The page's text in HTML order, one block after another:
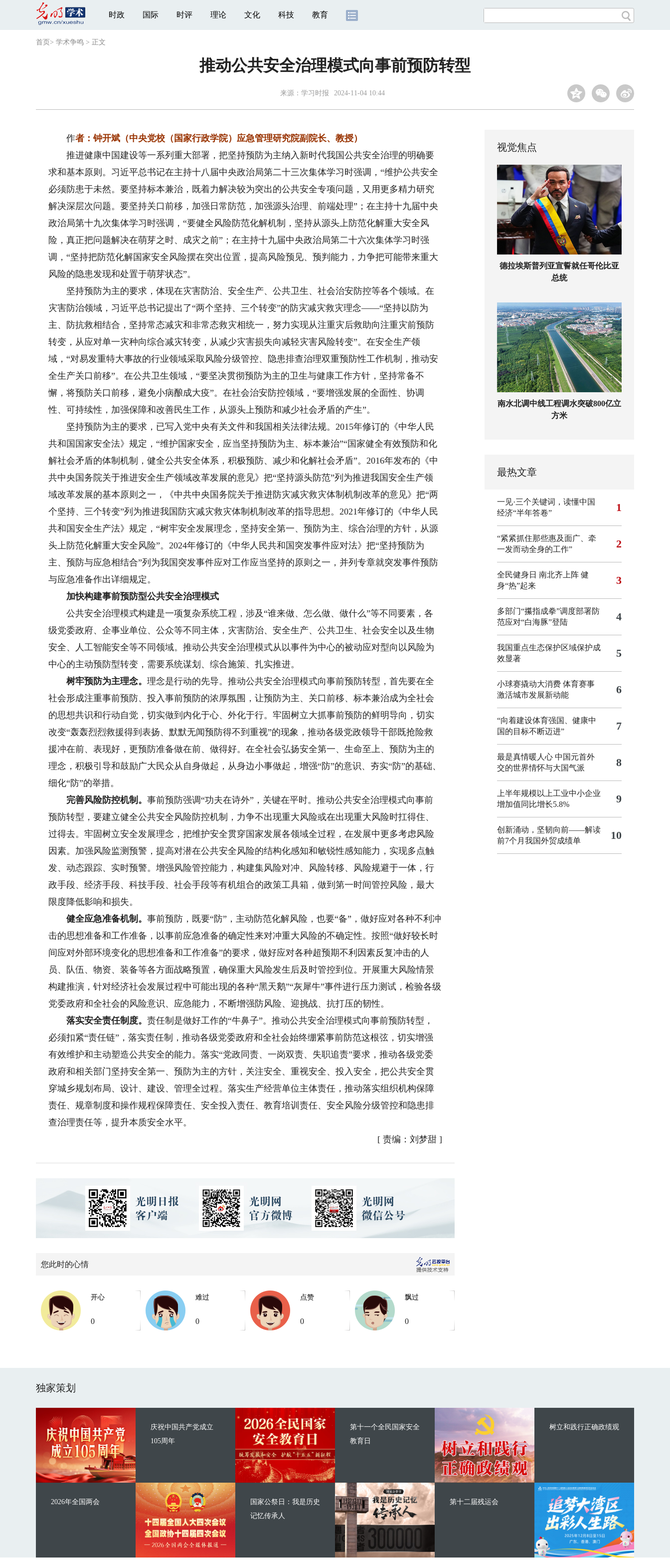
时政 国际 时评 理论 文化 科技 教育
首页 > 学术争鸣 > 正文
推动公共安全治理模式向事前预防转型
来源： 学习时报 2024-11-04 10:44
作者：钟开斌（中央党校（国家行政学院）应急管理研究院副院长、教授）
推进健康中国建设等一系列重大部署，把坚持预防为主纳入新时代我国公共安全治理的明确要
求和基本原则。习近平总书记在主持十八届中央政治局第二十三次集体学习时强调，“维护公共安全
必须防患于未然。要坚持标本兼治，既着力解决较为突出的公共安全专项问题，又用更多精力研究
解决深层次问题。要坚持关口前移，加强日常防范，加强源头治理、前端处理”；在主持十九届中央
政治局第十九次集体学习时强调，“要健全风险防范化解机制，坚持从源头上防范化解重大安全风
险，真正把问题解决在萌芽之时、成灾之前”；在主持十九届中央政治局第二十六次集体学习时强
调，“坚持把防范化解国家安全风险摆在突出位置，提高风险预见、预判能力，力争把可能带来重大
风险的隐患发现和处置于萌芽状态”。
坚持预防为主的要求，体现在灾害防治、安全生产、公共卫生、社会治安防控等各个领域。在
灾害防治领域，习近平总书记提出了“两个坚持、三个转变”的防灾减灾救灾理念——“坚持以防为
主、防抗救相结合，坚持常态减灾和非常态救灾相统一，努力实现从注重灾后救助向注重灾前预防
转变，从应对单一灾种向综合减灾转变，从减少灾害损失向减轻灾害风险转变”。在安全生产领
域，“对易发重特大事故的行业领域采取风险分级管控、隐患排查治理双重预防性工作机制，推动安
全生产关口前移”。在公共卫生领域，“要坚决贯彻预防为主的卫生与健康工作方针，坚持常备不
懈，将预防关口前移，避免小病酿成大疫”。在社会治安防控领域，“要增强发展的全面性、协调
性、可持续性，加强保障和改善民生工作，从源头上预防和减少社会矛盾的产生”。
坚持预防为主的要求，已写入党中央有关文件和我国相关法律法规。2015年修订的《中华人民
共和国国家安全法》规定，“维护国家安全，应当坚持预防为主、标本兼治”“国家健全有效预防和化
解社会矛盾的体制机制，健全公共安全体系，积极预防、减少和化解社会矛盾”。2016年发布的《中
共中央国务院关于推进安全生产领域改革发展的意见》把“坚持源头防范”列为推进我国安全生产领
域改革发展的基本原则之一，《中共中央国务院关于推进防灾减灾救灾体制机制改革的意见》把“两
个坚持、三个转变”列为推进我国防灾减灾救灾体制机制改革的指导思想。2021年修订的《中华人民
共和国安全生产法》规定，“树牢安全发展理念，坚持安全第一、预防为主、综合治理的方针，从源
头上防范化解重大安全风险”。2024年修订的《中华人民共和国突发事件应对法》把“坚持预防为
主、预防与应急相结合”列为我国突发事件应对工作应当坚持的原则之一，并列专章就突发事件预防
与应急准备作出详细规定。
加快构建事前预防型公共安全治理模式
公共安全治理模式构建是一项复杂系统工程，涉及“谁来做、怎么做、做什么”等不同要素，各
级党委政府、企事业单位、公众等不同主体，灾害防治、安全生产、公共卫生、社会安全以及生物
安全、人工智能安全等不同领域。推动公共安全治理模式从以事件为中心的被动应对型向以风险为
中心的主动预防型转变，需要系统谋划、综合施策、扎实推进。
树牢预防为主理念。理念是行动的先导。推动公共安全治理模式向事前预防转型，首先要在全
社会形成注重事前预防、投入事前预防的浓厚氛围，让预防为主、关口前移、标本兼治成为全社会
的思想共识和行动自觉，切实做到内化于心、外化于行。牢固树立大抓事前预防的鲜明导向，切实
改变“轰轰烈烈救援得到表扬、默默无闻预防得不到重视”的现象，推动各级党政领导干部既抢险救
援冲在前、表现好，更预防准备做在前、做得好。在全社会弘扬安全第一、生命至上、预防为主的
理念，积极引导和鼓励广大民众从自身做起，从身边小事做起，增强“防”的意识、夯实“防”的基础、
细化“防”的举措。
完善风险防控机制。事前预防强调“功夫在诗外”，关键在平时。推动公共安全治理模式向事前
预防转型，要建立健全公共安全风险防控机制，力争不出现重大风险或在出现重大风险时扛得住、
过得去。牢固树立安全发展理念，把维护安全贯穿国家发展各领域全过程，在发展中更多考虑风险
因素。加强风险监测预警，提高对潜在公共安全风险的结构化感知和敏锐性感知能力，实现多点触
发、动态跟踪、实时预警。增强风险管控能力，构建集风险对冲、风险转移、风险规避于一体，行
政手段、经济手段、科技手段、社会手段等有机组合的政策工具箱，做到第一时间管控风险，最大
限度降低影响和损失。
健全应急准备机制。事前预防，既要“防”，主动防范化解风险，也要“备”，做好应对各种不利冲
击的思想准备和工作准备，以事前应急准备的确定性来对冲重大风险的不确定性。按照“做好较长时
间应对外部环境变化的思想准备和工作准备”的要求，做好应对各种超预期不利因素反复冲击的人
员、队伍、物资、装备等各方面战略预置，确保重大风险发生后及时管控到位。开展重大风险情景
构建推演，针对经济社会发展过程中可能出现的各种“黑天鹅”“灰犀牛”事件进行压力测试，检验各级
党委政府和全社会的风险意识、应急能力，不断增强防风险、迎挑战、抗打压的韧性。
落实安全责任制度。责任制是做好工作的“牛鼻子”。推动公共安全治理模式向事前预防转型，
必须扣紧“责任链”，落实责任制，推动各级党委政府和全社会始终绷紧事前防范这根弦，切实增强
有效维护和主动塑造公共安全的能力。落实“党政同责、一岗双责、失职追责”要求，推动各级党委
政府和相关部门坚持安全第一、预防为主的方针，关注安全、重视安全、投入安全，把公共安全贯
穿城乡规划布局、设计、建设、管理全过程。落实生产经营单位主体责任，推动落实组织机构保障
责任、规章制度和操作规程保障责任、安全投入责任、教育培训责任、安全风险分级管控和隐患排
查治理责任等，提升本质安全水平。
[ 责编：刘梦甜]
您此时的心情
开心
0
难过
0
点赞
0
飘过
0
视觉焦点
德拉埃斯普列亚宣誓就任哥伦比亚
总统
南水北调中线工程调水突破800亿立
方米
最热文章
一见·三个关键词，读懂中国
经济“半年答卷”
1
“紧紧抓住那些惠及面广、牵
一发而动全身的工作”
2
全民健身日 南北齐上阵 健
身“热”起来
3
多部门“攥指成拳”调度部署防
范应对“白海豚”登陆
4
我国重点生态保护区域保护成
效显著
5
小球赛撬动大消费 体育赛事
激活城市发展新动能
6
“向着建设体育强国、健康中
国的目标不断迈进”
7
最是真情暖人心 中国元首外
交的世界情怀与大国气派
8
上半年规模以上工业中小企业
增加值同比增长5.8%
9
创新涌动，坚韧向前——解读
前7个月我国外贸成绩单
10
独家策划
庆祝中国共产党成立
105周年
2026年全国两会
第十一个全民国家安全
教育日
国家公祭日：我是历史
记忆传承人
树立和践行正确政绩观
第十二届残运会